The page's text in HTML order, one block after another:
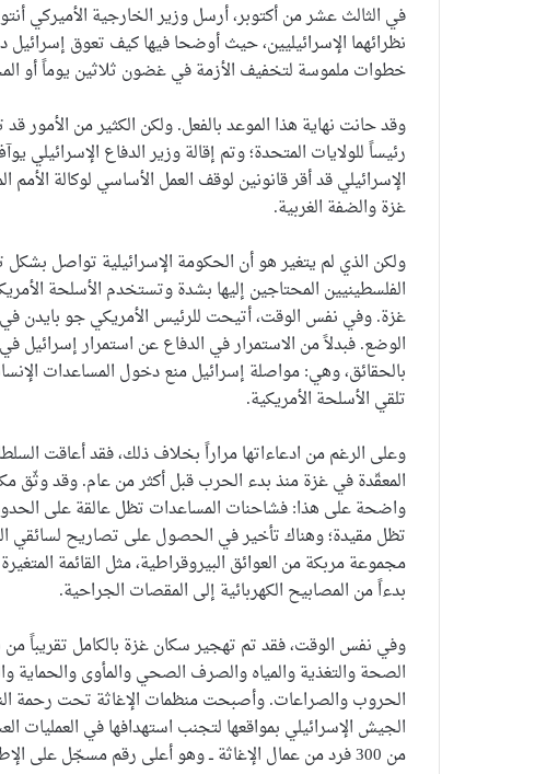
في الثالث عشر من أكتوبر، أرسل وزير الخارجية الأميركي
نظرائهما الإسرائيليين، حيث أوضحا فيها كيف تعوق إسرائيل
خطوات ملموسة لتخفيف الأزمة في غضون ثلاثين يوماً أو
وقد حانت نهاية هذا الموعد بالفعل. ولكن الكثير من الأمور
رئيساً للولايات المتحدة؛ وتم إقالة وزير الدفاع
الإسرائيلي قد أقر قانونين لوقف العمل الأساسي لوكالة
غزة والضفة الغربية.
ولكن الذي لم يتغير هو أن الحكومة الإسرائيلية تواصل
الفلسطينيين المحتاجين إليها بشدة وتستخدم الأسلحة
غزة. وفي نفس الوقت، أتيحت للرئيس الأمريكي جو بايدن
الوضع. فبدلاً من الاستمرار في الدفاع عن استمرار إسرائيل
بالحقائق، وهي: مواصلة إسرائيل منع دخول المساعدات
تلقي الأسلحة الأمريكية.
وعلى الرغم من ادعاءاتها مراراً بخلاف ذلك، فقد أعاقت
المعقّدة في غزة منذ بدء الحرب قبل أكثر من عام. وقد وثّق
واضحة على هذا: فشاحنات المساعدات تظل عالقة على
تظل مقيدة؛ وهناك تأخير في الحصول على تصاريح لسائقي
مجموعة مربكة من العوائق البيروقراطية، مثل القائمة
بدءاً من المصابيح الكهربائية إلى المقصات الجراحية.
وفي نفس الوقت، فقد تم تهجير سكان غزة بالكامل تقريباً
الصحة والتغذية والمياه والصرف الصحي والمأوى والحماية
الحروب والصراعات. وأصبحت منظمات الإغاثة تحت رحمة
الجيش الإسرائيلي بمواقعها لتجنب استهدافها في العمليات
من 300 فرد من عمال الإغاثة ــ وهو أعلى رقم مسجّل على الإطلاق في أزمة واحدة.